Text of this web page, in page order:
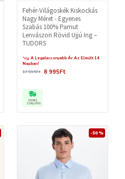
Fehér-Világoskék Kiskockás
Nagy Méret - Egyenes
Szabás 100% Pamut
Lenvászon Rövid Ujjú Ing –
TUDORS
A Legalacsonyabb Ár Az Elmúlt 14
Napban!
8 995Ft
17 995Ft
GYORS
SZÁLLÍTÁS
-50 %